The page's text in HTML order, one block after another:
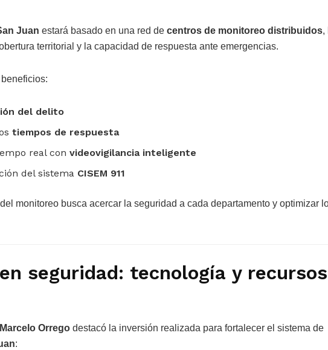
Juan estará basado en una red de centros de monitoreo distribuidos,
territorial y la capacidad de respuesta ante emergencias.
del delito
tiempos de respuesta
real convideovigilancia inteligente
del sistema CISEM 911
monitoreo busca acercar la seguridad a cada departamento y optimizar
seguridad: tecnología y recursos
Marcelo Orrego destacó la inversión realizada para fortalecer el sistema de
: